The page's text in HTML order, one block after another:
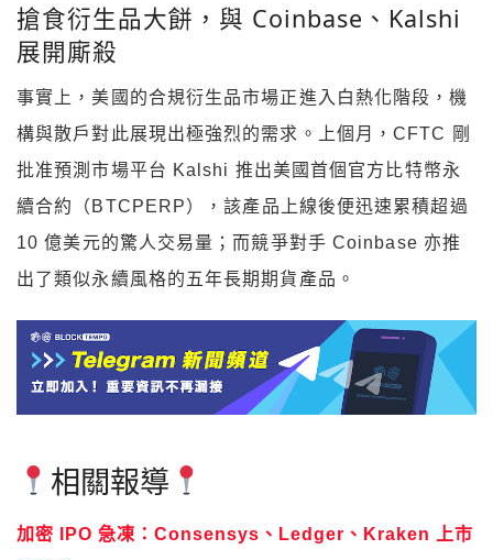
搶食衍生品大餅，與 Coinbase、Kalshi
展開廝殺
事實上，美國的合規衍生品市場正進入白熱化階段，機
構與散戶對此展現出極強烈的需求。上個月，CFTC 剛
批准預測市場平台 Kalshi 推出美國首個官方比特幣永
續合約（BTCPERP），該產品上線後便迅速累積超過
10 億美元的驚人交易量；而競爭對手 Coinbase 亦推
出了類似永續風格的五年長期期貨產品。
相關報導
加密 IPO 急凍：Consensys、Ledger、Kraken 上市